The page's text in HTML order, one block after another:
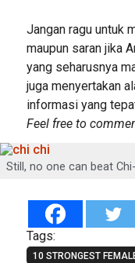
Jangan ragu untuk
maupun saran jika
yang seharusnya
juga menyertakan
informasi yang
Feel free to
Still, no one can beat
Tags:
10 STRONGEST